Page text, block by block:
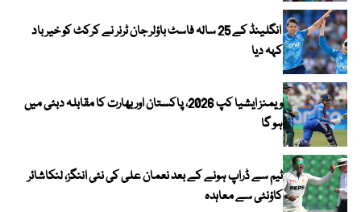
انگلینڈ کے 25 سالہ فاسٹ باؤلر جان ٹرنر نے کرکٹ کو خیر باد
کہہ دیا
ویمنز ایشیا کپ 2026، پاکستان اور بھارت کا مقابلہ دبئی میں
ہو گا
ٹیم سے ڈراپ ہونے کے بعد نعمان علی کی نئی اننگز، لنکاشائر
کاؤنٹی سے معاہدہ